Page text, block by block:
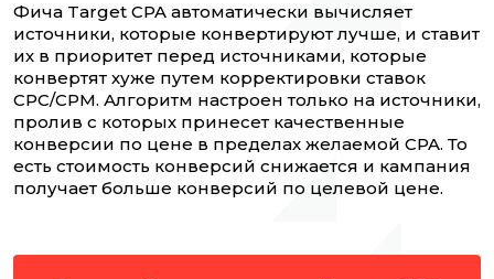
Фича Target CPA автоматически вычисляет
источники, которые конвертируют лучше, и ставит
их в приоритет перед источниками, которые
конвертят хуже путем корректировки ставок
CPC/CPM. Алгоритм настроен только на источники,
пролив с которых принесет качественные
конверсии по цене в пределах желаемой CPA. То
есть стоимость конверсий снижается и кампания
получает больше конверсий по целевой цене.